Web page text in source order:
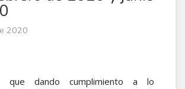
2020
que dando cumplimiento a lo